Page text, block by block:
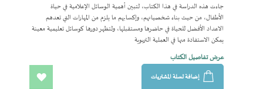
جاءت هذه الدراسة في هذا الكتاب، لتبين أهمية الوسائل الإعلامية في حياة
الأطفال، من حيث بناء شخصياتهم، وإكسابهم ما يلزم من المهارات التي تعدهم
الاعداد الأفضل للحياة في حاضرها ومستقبلها، ولتظهر دورها كوسائل تعليمية معينة
يمكن الاستفادة منها في العملية التربوية
عرض تفاصيل الكتاب
إضافة لسلة المشتريات